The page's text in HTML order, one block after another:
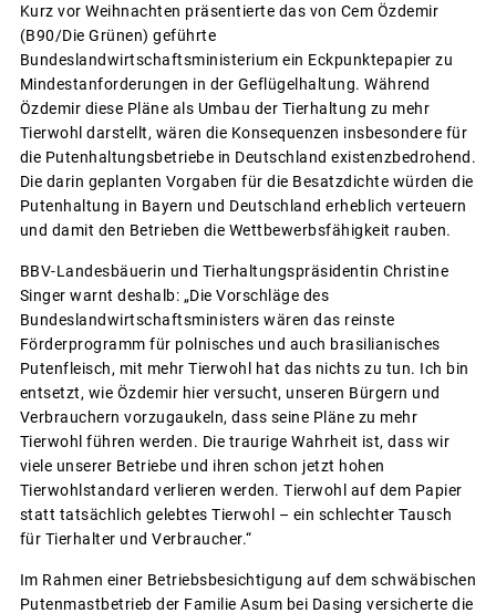
Kurz vor Weihnachten präsentierte das von Cem Özdemir
(B90/Die Grünen) geführte
Bundeslandwirtschaftsministerium ein Eckpunktepapier zu
Mindestanforderungen in der Geflügelhaltung. Während
Özdemir diese Pläne als Umbau der Tierhaltung zu mehr
Tierwohl darstellt, wären die Konsequenzen insbesondere für
die Putenhaltungsbetriebe in Deutschland existenzbedrohend.
Die darin geplanten Vorgaben für die Besatzdichte würden die
Putenhaltung in Bayern und Deutschland erheblich verteuern
und damit den Betrieben die Wettbewerbsfähigkeit rauben.
BBV-Landesbäuerin und Tierhaltungspräsidentin Christine
Singer warnt deshalb: „Die Vorschläge des
Bundeslandwirtschaftsministers wären das reinste
Förderprogramm für polnisches und auch brasilianisches
Putenfleisch, mit mehr Tierwohl hat das nichts zu tun. Ich bin
entsetzt, wie Özdemir hier versucht, unseren Bürgern und
Verbrauchern vorzugaukeln, dass seine Pläne zu mehr
Tierwohl führen werden. Die traurige Wahrheit ist, dass wir
viele unserer Betriebe und ihren schon jetzt hohen
Tierwohlstandard verlieren werden. Tierwohl auf dem Papier
statt tatsächlich gelebtes Tierwohl – ein schlechter Tausch
für Tierhalter und Verbraucher.“
Im Rahmen einer Betriebsbesichtigung auf dem schwäbischen
Putenmastbetrieb der Familie Asum bei Dasing versicherte die